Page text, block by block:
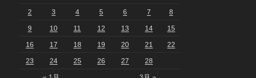
2 3 4 5 6 7 8
9 10 11 12 13 14 15
16 17 18 19 20 21 22
23 24 25 26 27 28